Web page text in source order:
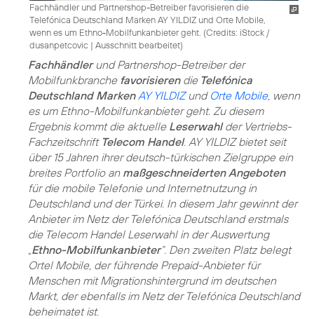
Fachhändler und Partnershop-Betreiber favorisieren die
Telefónica Deutschland Marken AY YILDIZ und Orte Mobile,
wenn es um Ethno-Mobilfunkanbieter geht. (Credits: iStock /
dusanpetcovic | Ausschnitt bearbeitet)
Fachhändlerund Partnershop-Betreiber der
Mobilfunkbranche favorisierendieTelefónica
Deutschland Marken AY YILDIZund Orte Mobile, wenn
es um Ethno-Mobilfunkanbieter geht. Zu diesem
Ergebnis kommt die aktuelle Leserwahlder Vertriebs-
Fachzeitschrift Telecom Handel. AY YILDIZ bietet seit
über 15 Jahren ihrer deutsch-türkischen Zielgruppe ein
breites Portfolio an maßgeschneiderten Angeboten
für die mobile Telefonie und Internetnutzung in
Deutschland und der Türkei. In diesem Jahr gewinnt der
Anbieter im Netz der Telefónica Deutschland erstmals
die Telecom Handel Leserwahl in der Auswertung
Ethno-Mobilfunkanbieter“. Den zweiten Platz belegt
Ortel Mobile, der führende Prepaid-Anbieter für
Menschen mit Migrationshintergrund im deutschen
Markt, der ebenfalls im Netz der Telefónica Deutschland
beheimatet ist.